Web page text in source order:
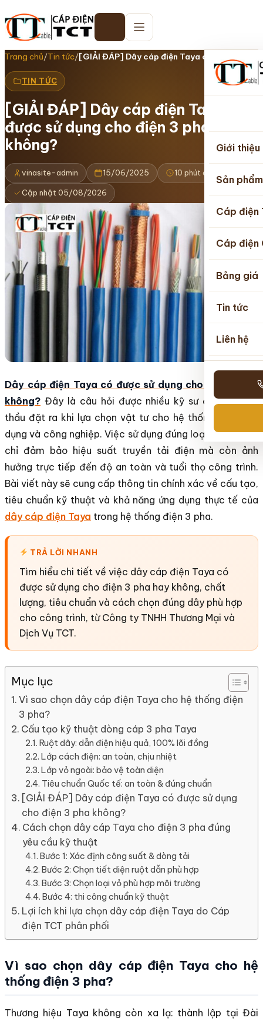
Giới thiệu
Sản phẩm
Cáp điện
Cáp điện
Bảng giá
Tin tức
Liên hệ
Trang chủ/Tin tức/[GIẢI ĐÁP] Dây cáp điện Taya có được sử…
TIN TỨC
[GIẢI ĐÁP] Dây cáp điện Taya có
được sử dụng cho điện 3 pha
không?
vinasite-admin 15/06/2025 10 phút đọc
Cập nhật 05/08/2026
Dây cáp điện Taya có được sử dụng cho điện 3 pha
không? Đây là câu hỏi được nhiều kỹ sư điện và nhà
thầu đặt ra khi lựa chọn vật tư cho hệ thống điện dân
dụng và công nghiệp. Việc sử dụng đúng loại cáp không
chỉ đảm bảo hiệu suất truyền tải điện mà còn ảnh
hưởng trực tiếp đến độ an toàn và tuổi thọ công trình.
Bài viết này sẽ cung cấp thông tin chính xác về cấu tạo,
tiêu chuẩn kỹ thuật và khả năng ứng dụng thực tế của
dây cáp điện Taya trong hệ thống điện 3 pha.
TRẢ LỜI NHANH
Tìm hiểu chi tiết về việc dây cáp điện Taya có
được sử dụng cho điện 3 pha hay không, chất
lượng, tiêu chuẩn và cách chọn đúng dây phù hợp
cho công trình, từ Công ty TNHH Thương Mại và
Dịch Vụ TCT.
Mục lục
Vì sao chọn dây cáp điện Taya cho hệ thống điện
3 pha?
Cấu tạo kỹ thuật dòng cáp 3 pha Taya
Ruột dây: dẫn điện hiệu quả, 100% lõi đồng
Lớp cách điện: an toàn, chịu nhiệt
Lớp vỏ ngoài: bảo vệ toàn diện
Tiêu chuẩn Quốc tế: an toàn & đúng chuẩn
[GIẢI ĐÁP] Dây cáp điện Taya có được sử dụng
cho điện 3 pha không?
Cách chọn dây cáp Taya cho điện 3 pha đúng
yêu cầu kỹ thuật
Bước 1: Xác định công suất & dòng tải
Bước 2: Chọn tiết diện ruột dẫn phù hợp
Bước 3: Chọn loại vỏ phù hợp môi trường
Bước 4: thi công chuẩn kỹ thuật
Lợi ích khi lựa chọn dây cáp điện Taya do Cáp
điện TCT phân phối
Vì sao chọn dây cáp điện Taya cho hệ
thống điện 3 pha?
Thương hiệu Taya không còn xa lạ: thành lập tại Đài